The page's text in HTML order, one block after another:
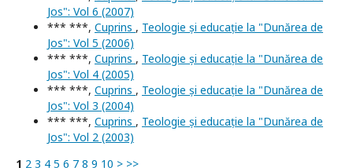
Jos": Vol 6 (2007)
*** ***, Cuprins , Teologie și educație la "Dunărea de
Jos": Vol 5 (2006)
*** ***, Cuprins , Teologie și educație la "Dunărea de
Jos": Vol 4 (2005)
*** ***, Cuprins , Teologie și educație la "Dunărea de
Jos": Vol 3 (2004)
*** ***, Cuprins , Teologie și educație la "Dunărea de
Jos": Vol 2 (2003)
1 2 3 4 5 6 7 8 9 10 > >>